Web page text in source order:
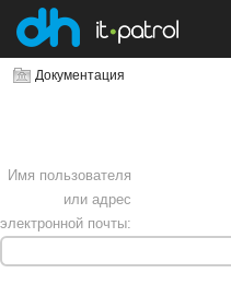
Документация
Имя пользователя
или адрес
электронной почты: